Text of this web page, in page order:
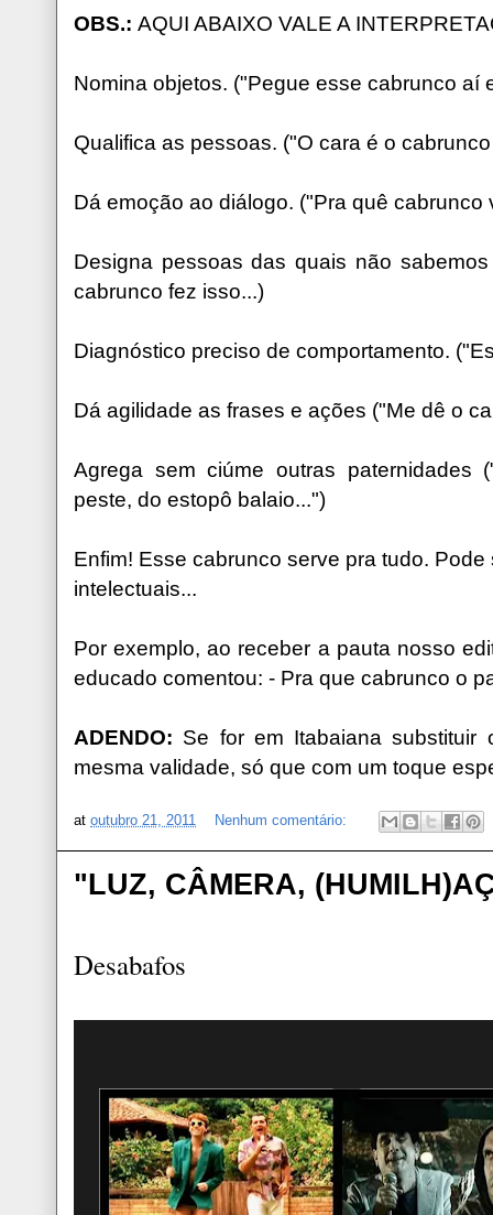
OBS.: AQUI ABAIXO VALE A
Nomina objetos. ("Pegue esse cabrunco aí
Qualifica as pessoas. ("O cara é o
Dá emoção ao diálogo. ("Pra quê cabrunco
Designa pessoas das quais não
cabrunco fez isso...)
Diagnóstico preciso de comportamento.
Dá agilidade as frases e ações ("Me dê o
Agrega sem ciúme outras
peste, do estopô balaio...")
Enfim! Esse cabrunco serve pra tudo.
intelectuais...
Por exemplo, ao receber a pauta nosso
educado comentou: - Pra que cabrunco o
ADENDO: Se for em Itabaiana
mesma validade, só que com um toque
at outubro 21, 2011 Nenhum comentário:
"LUZ, CÂMERA,
Desabafos